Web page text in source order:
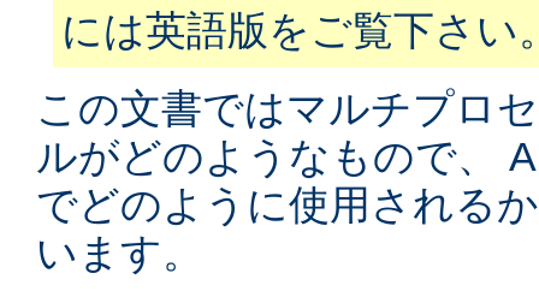
には英語版をご覧下さい
この文書ではマルチプロ
ルがどのようなもので、
でどのように使用される
います。